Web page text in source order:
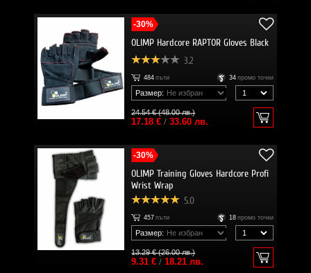
-30%
OLIMP Hardcore RAPTOR Gloves Black
3.2
484 пъти 34 промо точки
Размер:
24.54 € (48.00 лв.)
17.18 €/ 33.60 лв.
-30%
OLIMP Training Gloves Hardcore Profi
Wrist Wrap
5.0
457 пъти 18 промо точки
Размер:
13.29 € (26.00 лв.)
9.31 €/ 18.21 лв.